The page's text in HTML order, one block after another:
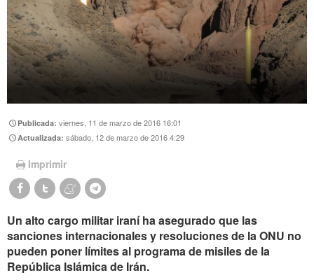
Publicada:viernes, 11 de marzo de 2016 16:01
Actualizada:sábado, 12 de marzo de 2016 4:29
Imprimir
Un alto cargo militar iraní ha asegurado que las
sanciones internacionales y resoluciones de la ONU no
pueden poner límites al programa de misiles de la
República Islámica de Irán.